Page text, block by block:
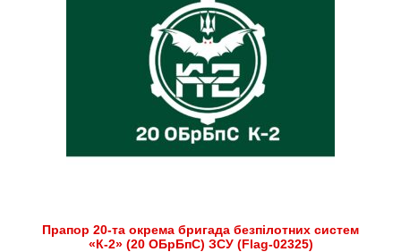
Прапор 20-та окрема бригада безпілотних систем
«К-2» (20 ОБрБпС) ЗСУ (Flag-02325)